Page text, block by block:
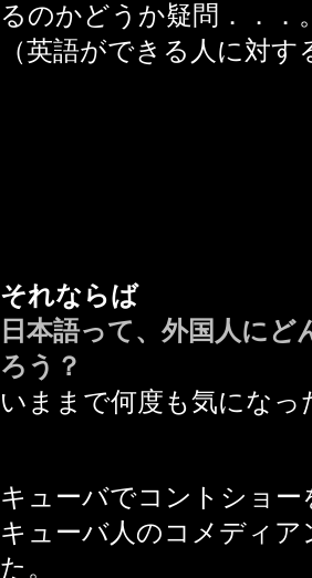
るのかどうか疑問．．．
（英語ができる人に対
それならば
日本語って、外国人に
ろう？
いままで何度も気になっ
キューバでコントショ
キューバ人のコメディ
た。